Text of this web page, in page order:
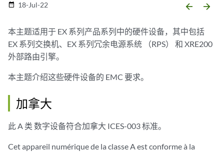
date_range 18-Jul-22 arrow_backward arrow_forward
本主题适用于 EX 系列产品系列中的硬件设备，其中包括
EX 系列交换机、EX 系列冗余电源系统 （RPS） 和 XRE200
外部路由引擎。
本主题介绍这些硬件设备的 EMC 要求。
加拿大
此 A 类 数字设备符合加拿大 ICES-003 标准。
Cet appareil numérique de la classe A est conforme à la